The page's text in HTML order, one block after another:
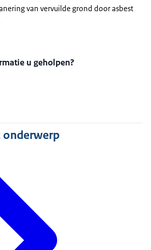
van vervuilde grond door asbest
u geholpen?